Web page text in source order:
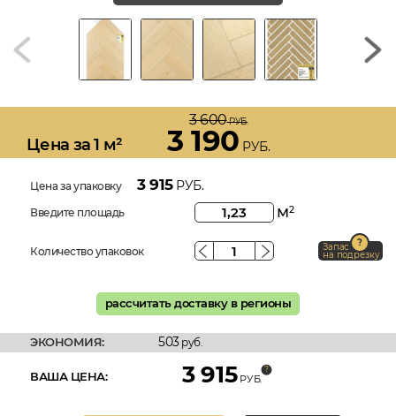
Цена за 1 м²
3 600РУБ.
3 190 РУБ.
Цена за упаковку 3 915РУБ.
Введите площадь м2
Количество упаковок Запас
на подрезку
рассчитать доставку в регионы
ЭКОНОМИЯ: 503руб.
ВАША ЦЕНА: 3 915 РУБ.